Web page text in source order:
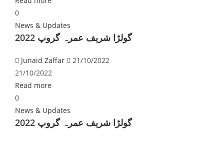
0
News & Updates
گولڑا شریف عمرہ گروپ 2022
Junaid Zaffar
21/10/2022
21/10/2022
Read more
0
News & Updates
گولڑا شریف عمرہ گروپ 2022